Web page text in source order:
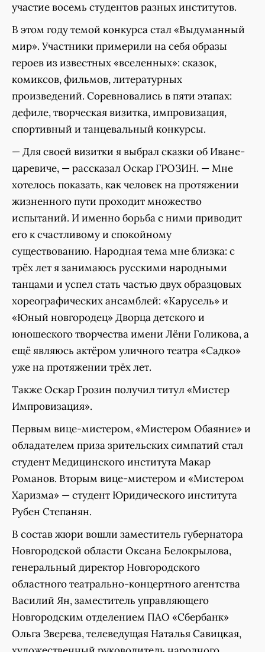
участие восемь студентов разных институтов.
В этом году темой конкурса стал «Выдуманный
мир». Участники примерили на себя образы
героев из известных «вселенных»: сказок,
комиксов, фильмов, литературных
произведений. Соревновались в пяти этапах:
дефиле, творческая визитка, импровизация,
спортивный и танцевальный конкурсы.
— Для своей визитки я выбрал сказки об Иване-
царевиче, — рассказал Оскар ГРОЗИН. — Мне
хотелось показать, как человек на протяжении
жизненного пути проходит множество
испытаний. И именно борьба с ними приводит
его к счастливому и спокойному
существованию. Народная тема мне близка: с
трёх лет я занимаюсь русскими народными
танцами и успел стать частью двух образцовых
хореографических ансамблей: «Карусель» и
«Юный новгородец» Дворца детского и
юношеского творчества имени Лёни Голикова, а
ещё являюсь актёром уличного театра «Садко»
уже на протяжении трёх лет.
Также Оскар Грозин получил титул «Мистер
Импровизация».
Первым вице-мистером, «Мистером Обаяние» и
обладателем приза зрительских симпатий стал
студент Медицинского института Макар
Романов. Вторым вице-мистером и «Мистером
Харизма» — студент Юридического института
Рубен Степанян.
В состав жюри вошли заместитель губернатора
Новгородской области Оксана Белокрылова,
генеральный директор Новгородского
областного театрально-концертного агентства
Василий Ян, заместитель управляющего
Новгородским отделением ПАО «Сбербанк»
Ольга Зверева, телеведущая Наталья Савицкая,